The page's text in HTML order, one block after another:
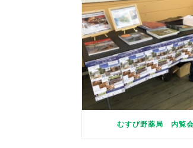
むすび野薬局 内覧会